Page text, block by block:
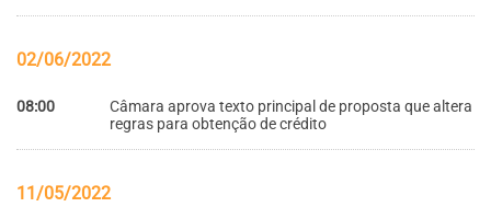
02/06/2022
08:00
Câmara aprova texto principal de proposta que altera
regras para obtenção de crédito
11/05/2022